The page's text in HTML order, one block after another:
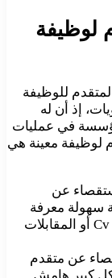
لوظيفة
للوظيفة
إذ أن له
في عمليات
لوظيفة معينة هي
عن
سهولة معرفة
المرشح بعيدا عن متاهات السير الذاتية Cv أو المقابلات
عن متقدم
كبير هامش